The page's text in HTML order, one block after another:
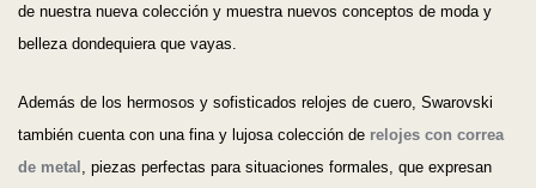
de nuestra nueva colección y muestra nuevos conceptos de moda y
belleza dondequiera que vayas.
Además de los hermosos y sofisticados relojes de cuero, Swarovski
también cuenta con una fina y lujosa colección de relojes con correa
de metal
, piezas perfectas para situaciones formales, que expresan